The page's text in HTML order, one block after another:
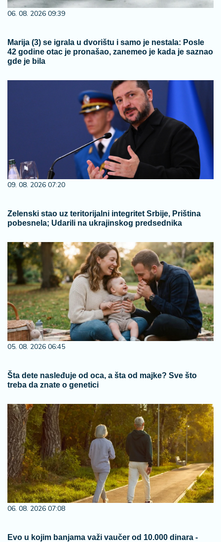
06. 08. 2026 09:39
Marija (3) se igrala u dvorištu i samo je nestala: Posle
42 godine otac je pronašao, zanemeo je kada je saznao
gde je bila
09. 08. 2026 07:20
Zelenski stao uz teritorijalni integritet Srbije, Priština
pobesnela; Udarili na ukrajinskog predsednika
05. 08. 2026 06:45
Šta dete nasleđuje od oca, a šta od majke? Sve što
treba da znate o genetici
06. 08. 2026 07:08
Evo u kojim banjama važi vaučer od 10.000 dinara -